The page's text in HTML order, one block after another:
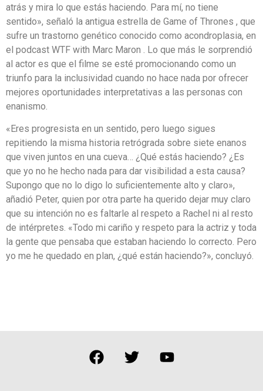
atrás y mira lo que estás haciendo. Para mí, no tiene
sentido», señaló la antigua estrella de Game of Thrones , que
sufre un trastorno genético conocido como acondroplasia, en
el podcast WTF with Marc Maron . Lo que más le sorprendió
al actor es que el filme se esté promocionando como un
triunfo para la inclusividad cuando no hace nada por ofrecer
mejores oportunidades interpretativas a las personas con
enanismo.
«Eres progresista en un sentido, pero luego sigues
repitiendo la misma historia retrógrada sobre siete enanos
que viven juntos en una cueva… ¿Qué estás haciendo? ¿Es
que yo no he hecho nada para dar visibilidad a esta causa?
Supongo que no lo digo lo suficientemente alto y claro»,
añadió Peter, quien por otra parte ha querido dejar muy claro
que su intención no es faltarle al respeto a Rachel ni al resto
de intérpretes. «Todo mi cariño y respeto para la actriz y toda
la gente que pensaba que estaban haciendo lo correcto. Pero
yo me he quedado en plan, ¿qué están haciendo?», concluyó.